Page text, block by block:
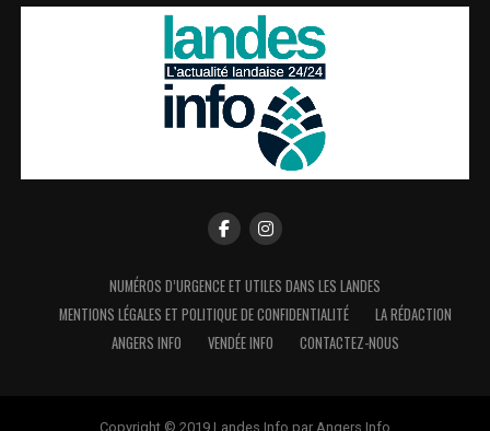
NUMÉROS D’URGENCE ET UTILES DANS LES LANDES
MENTIONS LÉGALES ET POLITIQUE DE CONFIDENTIALITÉ
LA RÉDACTION
ANGERS INFO
VENDÉE INFO CONTACTEZ-NOUS
Copyright © 2019 Landes Info par Angers Info